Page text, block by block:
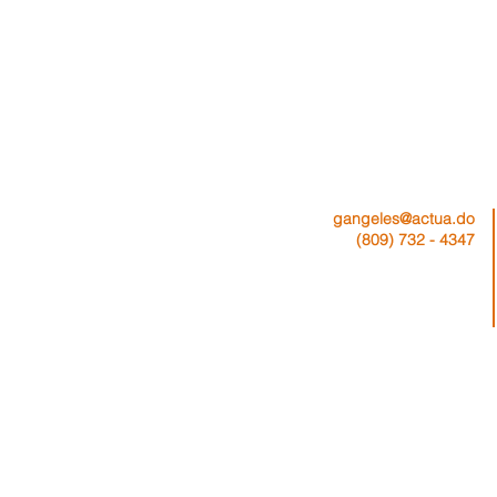
gangeles@actua.do
(809) 732 - 4347